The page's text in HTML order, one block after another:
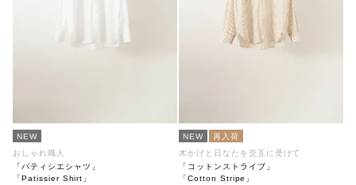
NEW
おしゃれ職人
「パティシエシャツ」
「Patissier Shirt」
NEW
再入荷
木かげと日なたを交互に受けて
「コットンストライプ」
「Cotton Stripe」